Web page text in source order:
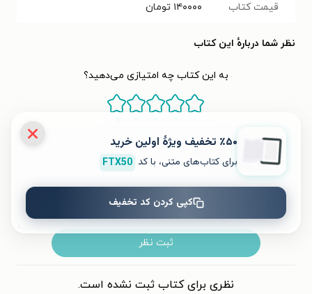
قیمت کتاب ۱۴۰۰۰۰ تومان
نظر شما دربارهٔ این کتاب
به این کتاب چه امتیازی می‌دهید؟
ثبت نظر
نظری برای کتاب ثبت نشده است.
٪۵۰ تخفیف ویژۀ اولین خرید
برای کتاب‌های متنی، با کد FTX50
کپی کردن کد تخفیف